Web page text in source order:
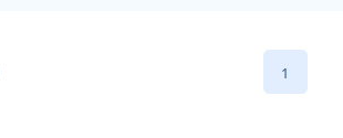
1